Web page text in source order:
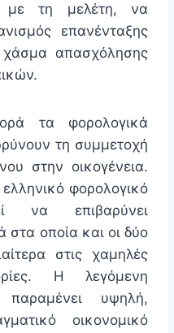
με τη μελέτη, να
επανένταξης
χάσμα απασχόλησης
τα φορολογικά
τη συμμετοχή
στην οικογένεια.
φορολογικό
να επιβαρύνει
στα οποία και οι δύο
στις χαμηλές
Η λεγόμενη
παραμένει υψηλή,
οικονομικό